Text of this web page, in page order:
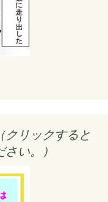
リックすると
い。）